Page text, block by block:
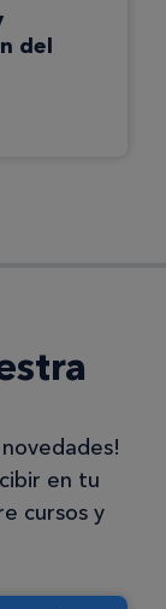
del
en tu
cursos y